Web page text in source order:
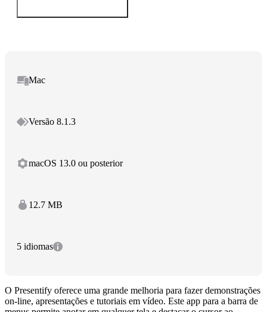
Mac
Versão 8.1.3
macOS 13.0 ou posterior
12.7 MB
5 idiomas
O Presentify oferece uma grande melhoria para fazer demonstrações
on-line, apresentações e tutoriais em vídeo. Este app para a barra de